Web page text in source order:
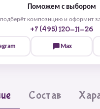
Поможем с выбором
композицию и оформит
+7 (495) 120-11-26
Max
Состав